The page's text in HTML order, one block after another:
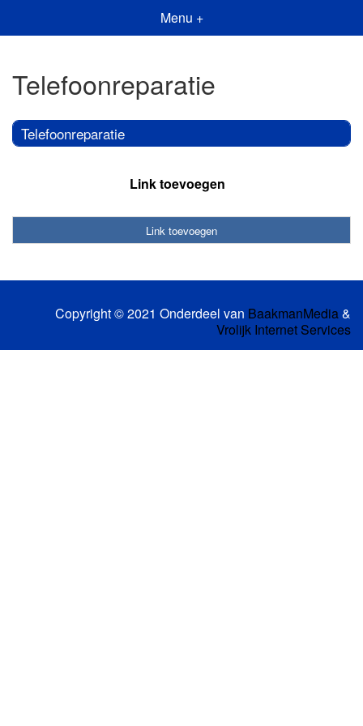
Menu +
Telefoonreparatie
Telefoonreparatie
Link toevoegen
Link toevoegen
Copyright © 2021 Onderdeel van BaakmanMedia&
Vrolijk Internet Services